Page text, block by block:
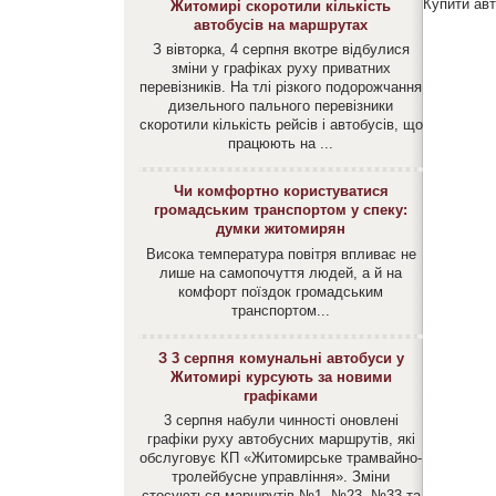
Купити
Житомирі скоротили кількість
автобусів на маршрутах
З вівторка, 4 серпня вкотре відбулися
зміни у графіках руху приватних
перевізників. На тлі різкого подорожчання
дизельного пального перевізники
скоротили кількість рейсів і автобусів, що
працюють на ...
Чи комфортно користуватися
громадським транспортом у спеку:
думки житомирян
Висока температура повітря впливає не
лише на самопочуття людей, а й на
комфорт поїздок громадським
транспортом...
З 3 серпня комунальні автобуси у
Житомирі курсують за новими
графіками
3 серпня набули чинності оновлені
графіки руху автобусних маршрутів, які
обслуговує КП «Житомирське трамвайно-
тролейбусне управління». Зміни